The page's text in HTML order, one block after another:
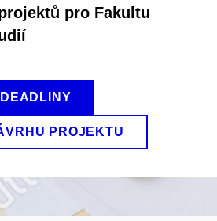
pro Fakultu
PROJEKTU